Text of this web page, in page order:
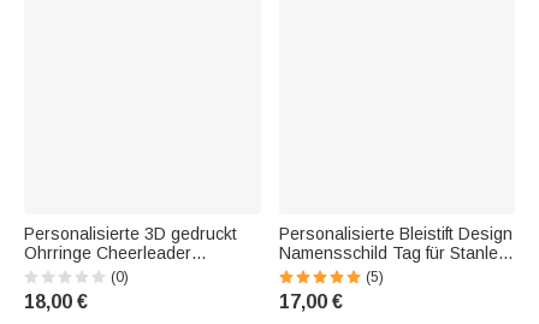
Personalisierte 3D gedruckt
Ohrringe Cheerleader
Megaphon Ohrringe mit
Namen Geburtstag
Weihnachtsgeschenk für
(0)
18,00 €
Personalisierte Bleistift Design
Namensschild Tag für Stanley
Becher Teacher's Day
Anerkennung Geschenk für
Lehrer
(5)
17,00 €